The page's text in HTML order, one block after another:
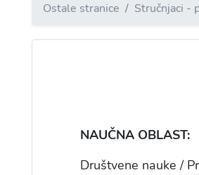
Ostale stranice Stručnjaci -
NAUČNA OBLAST:
Društvene nauke /